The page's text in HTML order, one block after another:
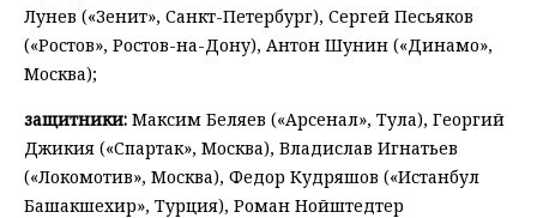
Лунев («Зенит», Санкт-Петербург), Сергей Песьяков
(«Ростов», Ростов-на-Дону), Антон Шунин («Динамо»,
Москва);
защитники: Максим Беляев («Арсенал», Тула), Георгий
Джикия («Спартак», Москва), Владислав Игнатьев
(«Локомотив», Москва), Федор Кудряшов («Истанбул
Башакшехир», Турция), Роман Нойштедтер